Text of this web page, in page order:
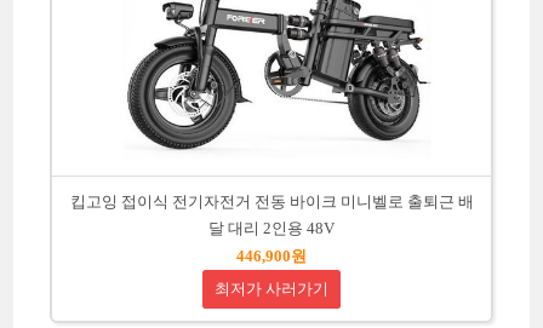
킵고잉 접이식 전기자전거 전동 바이크 미니벨로 출퇴근 배
달 대리 2인용 48V
446,900원
최저가 사러가기